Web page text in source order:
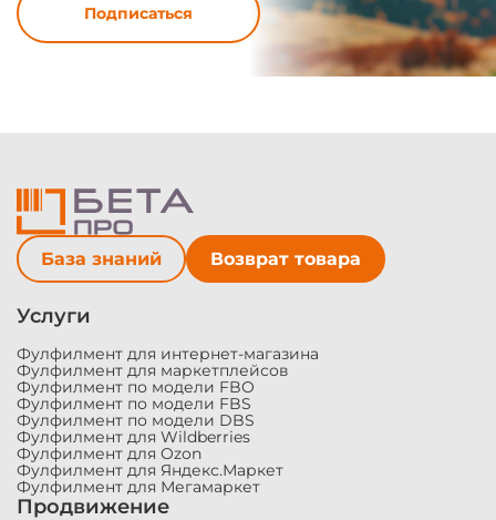
Подписаться
База знаний Возврат товара
Услуги
Фулфилмент для интернет-магазина
Фулфилмент для маркетплейсов
Фулфилмент по модели FBO
Фулфилмент по модели FBS
Фулфилмент по модели DBS
Фулфилмент для Wildberries
Фулфилмент для Ozon
Фулфилмент для Яндекс.Маркет
Фулфилмент для Мегамаркет
Продвижение